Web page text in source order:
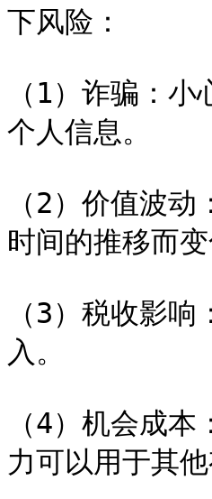
下风险：
（1）诈骗：
个人信息。
（2）价值波
时间的推移而变
（3）税收影
入。
（4）机会成
力可以用于其